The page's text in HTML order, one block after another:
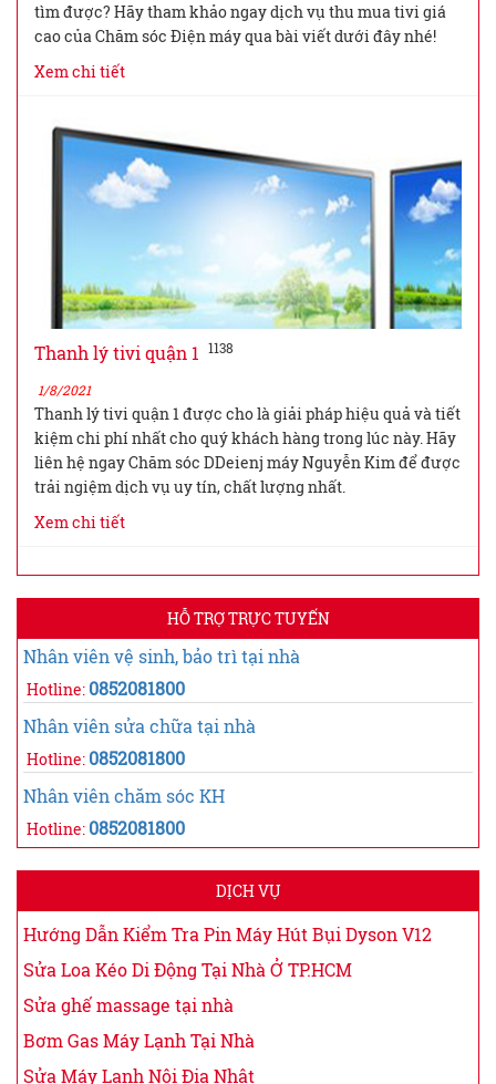
tìm được? Hãy tham khảo ngay dịch vụ thu mua tivi giá
cao của Chăm sóc Điện máy qua bài viết dưới đây nhé!
Xem chi tiết
Thanh lý tivi quận 1 1138
1/8/2021
Thanh lý tivi quận 1 được cho là giải pháp hiệu quả và tiết
kiệm chi phí nhất cho quý khách hàng trong lúc này. Hãy
liên hệ ngay Chăm sóc DDeienj máy Nguyễn Kim để được
trải ngiệm dịch vụ uy tín, chất lượng nhất.
Xem chi tiết
HỖ TRỢ TRỰC TUYẾN
Nhân viên vệ sinh, bảo trì tại nhà
Hotline: 0852081800
Nhân viên sửa chữa tại nhà
Hotline: 0852081800
Nhân viên chăm sóc KH
Hotline: 0852081800
DỊCH VỤ
Hướng Dẫn Kiểm Tra Pin Máy Hút Bụi Dyson V12
Sửa Loa Kéo Di Động Tại Nhà Ở TP.HCM
Sửa ghế massage tại nhà
Bơm Gas Máy Lạnh Tại Nhà
Sửa Máy Lạnh Nội Địa Nhật